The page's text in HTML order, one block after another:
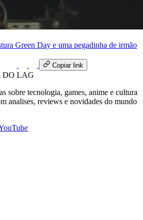
Green Day e uma pegadinha de irmão
Copiar link
DO LAG
sobre tecnologia, games, anime e cultura
analises, reviews e novidades do mundo